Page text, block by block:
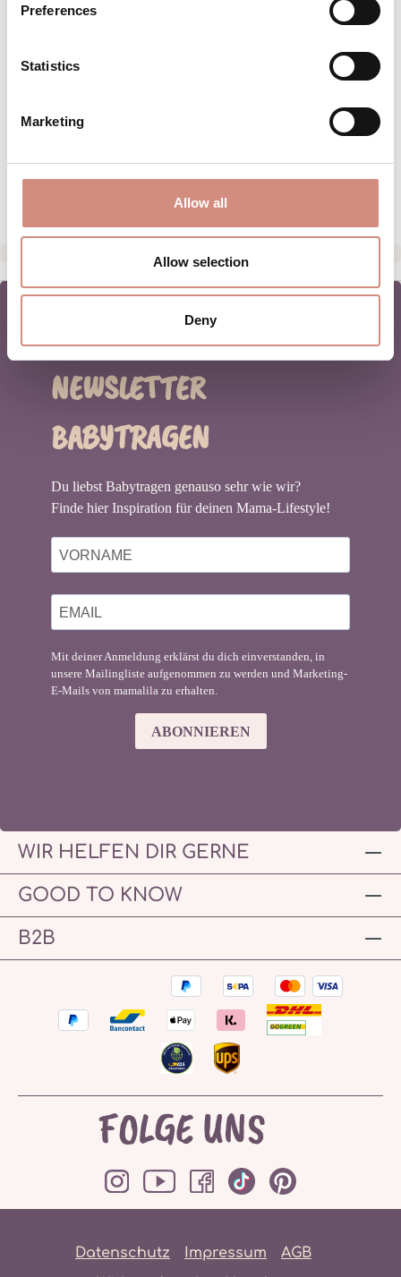
Preferences
Statistics
Marketing
Allow all
Allow selection
Deny
von mamalila bietet dir unsere Cosy
BEWERTUNGEN
HERSTELLERANGABEN
NEWSLETTER
BABYTRAGEN
Du liebst Babytragen genauso sehr wie wir?
Finde hier Inspiration für deinen Mama-Lifestyle!
Mit deiner Anmeldung erklärst du dich einverstanden, in
unsere Mailingliste aufgenommen zu werden und Marketing-
E-Mails von mamalila zu erhalten.
ABONNIEREN
WIR HELFEN DIR GERNE
GOOD TO KNOW
B2B
FOLGE UNS
Datenschutz Impressum
AGB